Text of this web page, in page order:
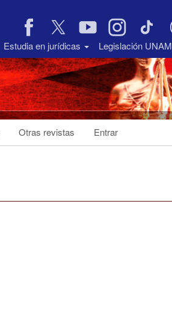
Estudia en jurídicas Legislación UNAM
Otras revistas Entrar